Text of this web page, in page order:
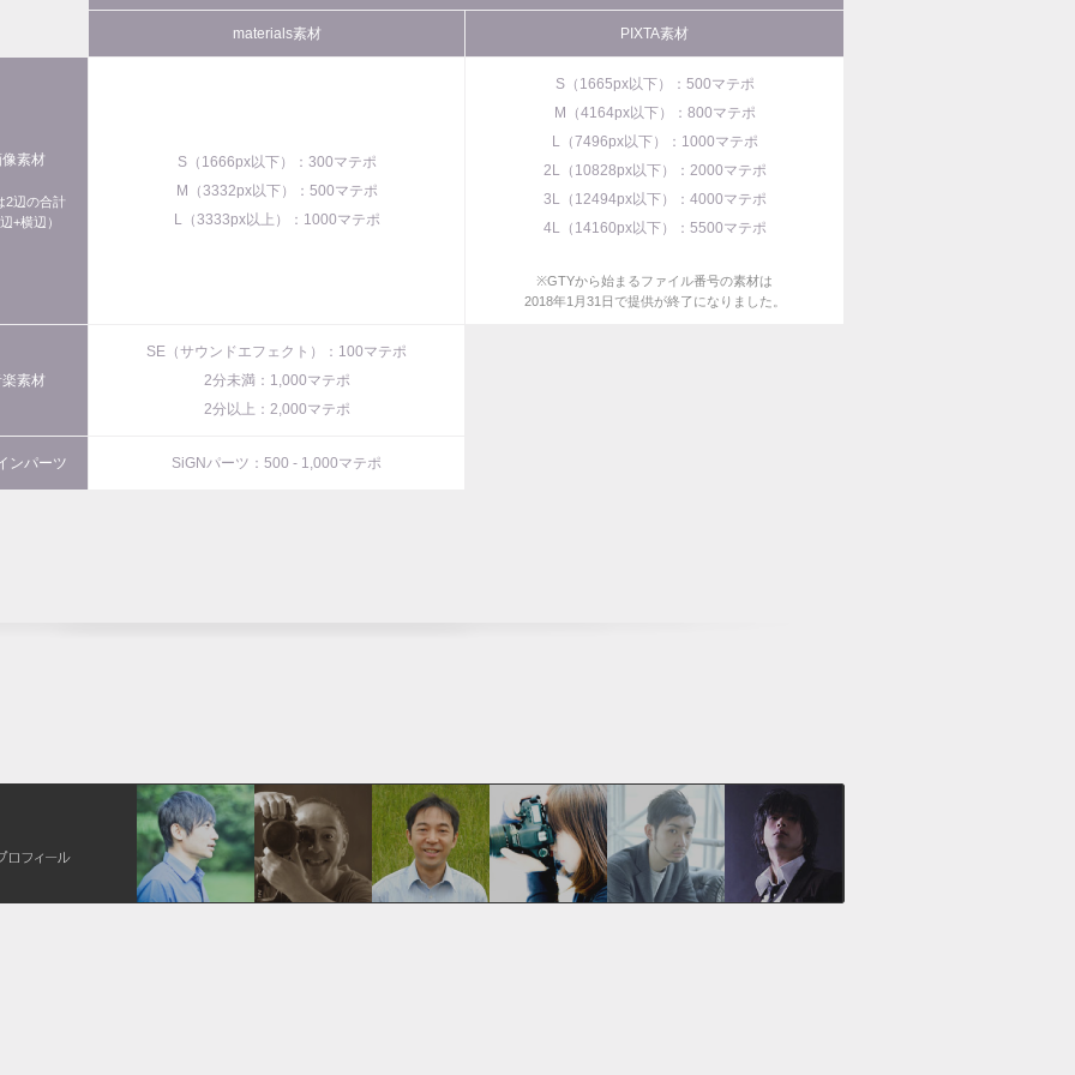
materials素材 PIXTA素材
像素材
2辺の合計
辺+横辺）
S（1666px以下）：300マテポ
M（3332px以下）：500マテポ
L（3333px以上）：1000マテポ
S（1665px以下）：500マテポ
M（4164px以下）：800マテポ
L（7496px以下）：1000マテポ
2L（10828px以下）：2000マテポ
3L（12494px以下）：4000マテポ
4L（14160px以下）：5500マテポ
※GTYから始まるファイル番号の素材は
2018年1月31日で提供が終了になりました。
素材
SE（サウンドエフェクト）：100マテポ
2分未満：1,000マテポ
2分以上：2,000マテポ
ンパーツ SiGNパーツ：500 - 1,000マテポ